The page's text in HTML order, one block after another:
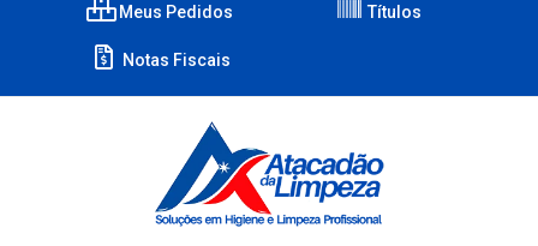
Meus Pedidos Títulos
Notas Fiscais